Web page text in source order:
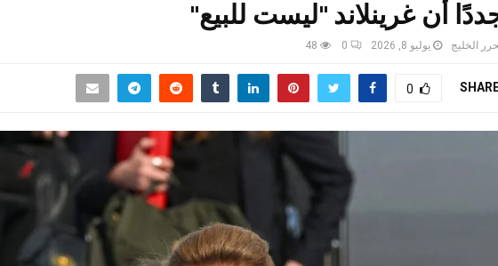
أن غرينلاند "ليست للبيع"
الخليج يوليو 8, 2026 0
48
0